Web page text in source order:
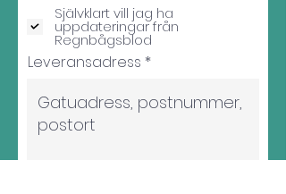
Självklart vill jag ha
uppdateringar från
Regnbågsblod
Leveransadress